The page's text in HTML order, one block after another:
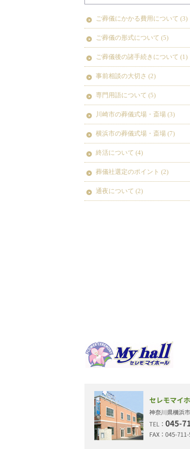
ご葬儀にかかる費用について (3)
ご葬儀の形式について (5)
ご葬儀後の諸手続きについて (1)
事前相談の大切さ (2)
専門用語について (5)
川崎市の葬儀式場・斎場 (3)
横浜市の葬儀式場・斎場 (7)
終活について (4)
葬儀社選定のポイント (2)
通夜について (2)